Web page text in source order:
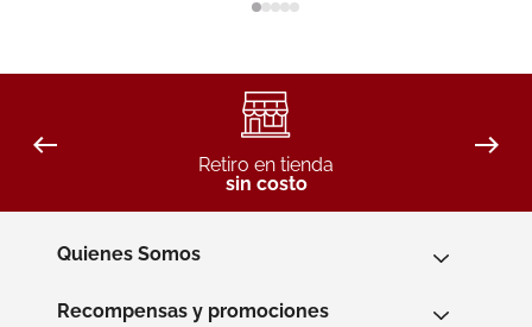
Retiro en tienda
sin costo
Quienes Somos
Recompensas y promociones